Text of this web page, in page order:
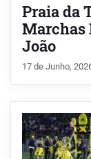
Praia da
Marchas
João
17 de Junho,